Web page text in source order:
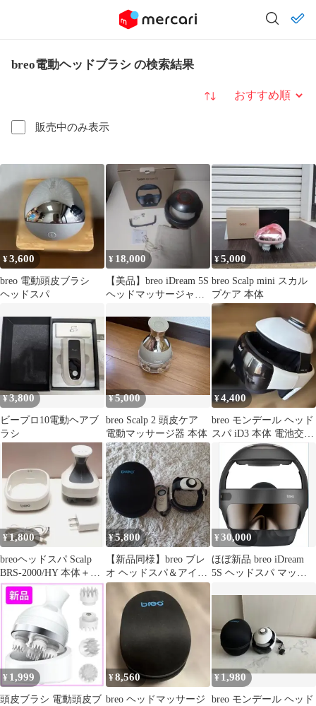
breo電動ヘッドブラシ の検索結果
販売中のみ表示
並び替え
¥3,600
breo 電動頭皮ブラシ
ヘッドスパ
¥ 18,000
【美品】breo iDream 5S
ヘッドマッサージャー
¥5,000
breo Scalp mini スカル
プケア 本体
¥3,800
ビープロ10電動ヘアブ
ラシ
¥5,000
breo Scalp 2 頭皮ケア
電動マッサージ器 本体
¥4,400
breo モンデール ヘッド
スパ iD3 本体 電池交換
¥1,800
breoヘッドスパ Scalp
BRS-2000/HY 本体＋充
電器
¥5,800
【新品同様】breo ブレ
オ ヘッドスパ＆アイマ
ッサージャー 付属品完
¥30,000
ほぼ新品 breo iDream
5S ヘッドスパ マッサ
¥ 1,999
頭皮ブラシ 電動頭皮ブ
¥8,560
breo ヘッドマッサージ
¥1,980
breo モンデール ヘッド